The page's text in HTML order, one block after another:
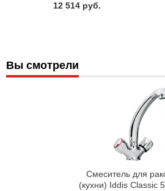
12 514 руб.
Вы смотрели
Смеситель для
(кухни) Iddis Classic